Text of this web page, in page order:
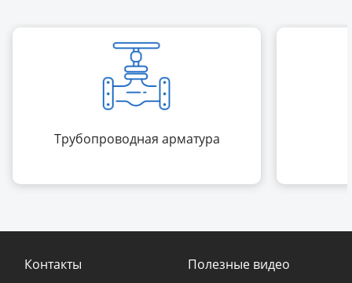
Трубопроводная арматура
Контакты
Полезные видео